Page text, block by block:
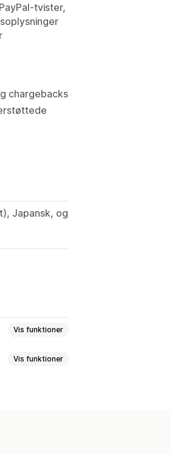
tvister,
chargebacks
Japansk, og
Vis funktioner
Vis funktioner